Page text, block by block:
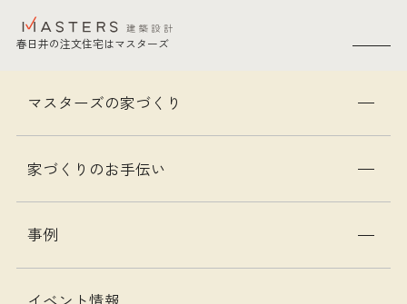
愛知県春日井の注文住宅はマスターズ
春日井の注文住宅はマスターズ
マスターズの家づくり
家づくりのお手伝い
事例
トップ 資料請求
資料請求